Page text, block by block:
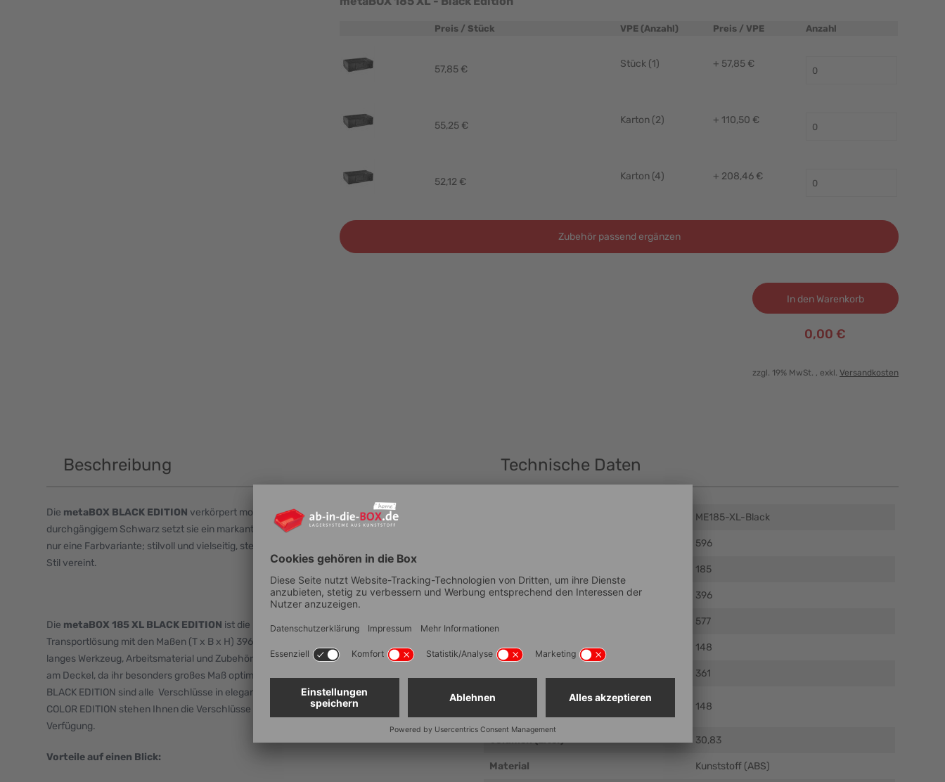
Preis / Stück VPE (Anzahl) Preis / VPE Anzahl
57,85 € Stück (1) + 57,85 €
55,25 € Karton (2) + 110,50 €
52,12 € Karton (4) + 208,46 €
Zubehör passend ergänzen
In den Warenkorb
0,00 €
zzgl. 19% MwSt. , exkl. Versandkosten
Beschreibung
Die metaBOX BLACK EDITION verkörpert modernes Design und Eleganz. Mit
durchgängigem Schwarz setzt sie ein markantes Statement. Die BLACK EDITION ist mehr als
nur eine Farbvariante; stilvoll und vielseitig, steht sie für einen Lifestyle, der Innovation und
Stil vereint.
Die metaBOX 185 XL BLACK EDITION ist die praktische & robuste Aufbewahrungs- und
Transportlösung mit den Maßen (T x B x H) 396x596x185 mm - für besonders großes und
langes Werkzeug, Arbeitsmaterial und Zubehör. Diese metaBOX ist die einzige ohne Henkel
am Deckel, da ihr besonders großes Maß optimal als Koffer getragen wird. In der metaBOX
BLACK EDITION sind alle Verschlüsse in elegantem Schwarz gehalten. In der metaBOX
COLOR EDITION stehen Ihnen die Verschlüsse in den Farben Rot, Blau und Gelb zur
Verfügung.
Vorteile auf einen Blick:
Technische Daten
ME185-XL-Black
596
185
Außenmaß Tiefe (mm ± 5 mm) 396
577
Innenmaß Höhe (mm ± 5 mm) 148
361
Nutzbare Innenhöhe im Stapel (mm ± 5
148
Volumen (Liter) 30,83
Material Kunststoff (ABS)